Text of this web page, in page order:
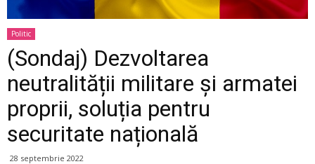
Politic
(Sondaj) Dezvoltarea
neutralității militare și armatei
proprii, soluția pentru
securitate națională
28 septembrie 2022